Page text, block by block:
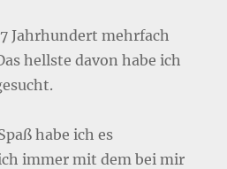
Jahrhundert mehrfach
hellste davon habe ich
habe ich es
immer mit dem bei mir